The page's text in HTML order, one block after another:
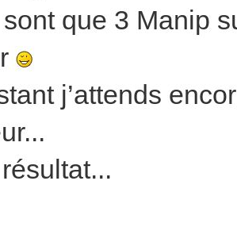
que 3 Manip
j’attends